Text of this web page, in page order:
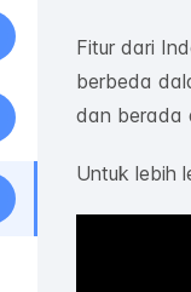
Fitur dari
berbeda
dan berada
Untuk lebih